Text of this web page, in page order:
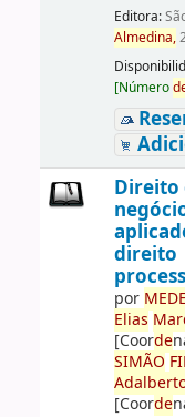
Editora:
Almedina,
[Número
Direito
direito
por MEDE
Elias
[Coorde
SIMÃO
[Coorde